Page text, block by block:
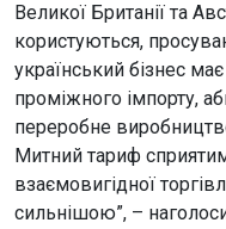
Великої Британії та
користуються,
український бізнес
проміжного імпорту,
переробне
Митний тариф
взаємовигідної
сильнішою”, –